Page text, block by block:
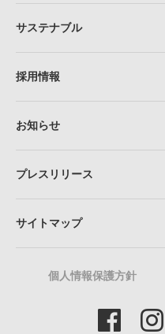
サステナブル
採用情報
お知らせ
プレスリリース
サイトマップ
個人情報保護方針